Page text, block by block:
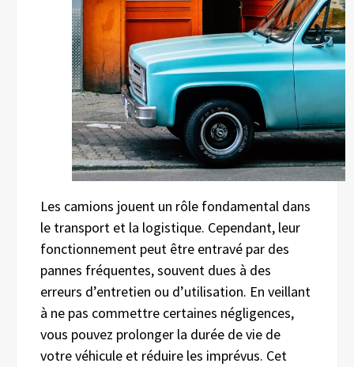
Les camions jouent un rôle fondamental dans
le transport et la logistique. Cependant, leur
fonctionnement peut être entravé par des
pannes fréquentes, souvent dues à des
erreurs d’entretien ou d’utilisation. En veillant
à ne pas commettre certaines négligences,
vous pouvez prolonger la durée de vie de
votre véhicule et réduire les imprévus. Cet